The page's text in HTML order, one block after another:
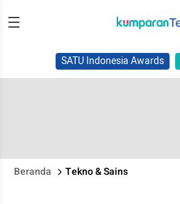
SATU Indonesia Awards
Beranda Tekno & Sains